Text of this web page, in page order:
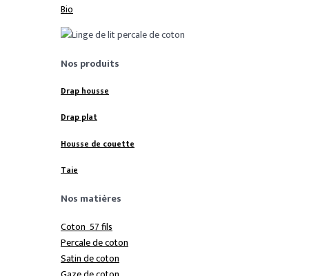
Bio
Nos produits
Drap housse
Drap plat
Housse de couette
Taie
Nos matières
Coton 57 fils
Percale de coton
Satin de coton